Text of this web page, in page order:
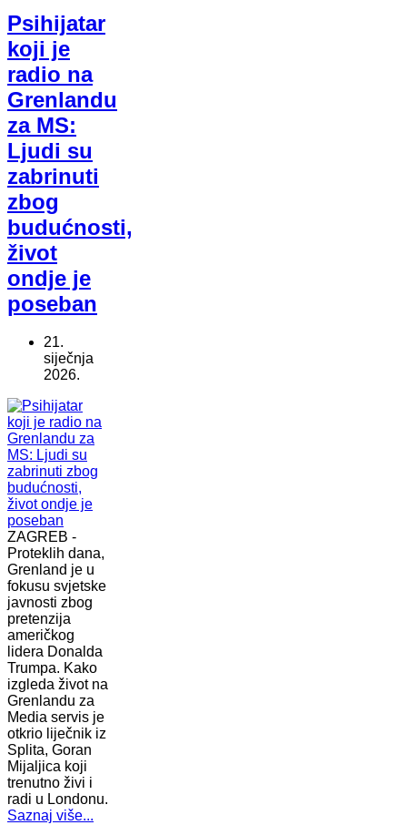
Psihijatar
koji je
radio na
Grenlandu
za MS:
Ljudi su
zabrinuti
zbog
budućnosti,
život
ondje je
poseban
21.
siječnja
2026.
ZAGREB -
Proteklih dana,
Grenland je u
fokusu svjetske
javnosti zbog
pretenzija
američkog
lidera Donalda
Trumpa. Kako
izgleda život na
Grenlandu za
Media servis je
otkrio liječnik iz
Splita, Goran
Mijaljica koji
trenutno živi i
radi u Londonu.
Saznaj više...